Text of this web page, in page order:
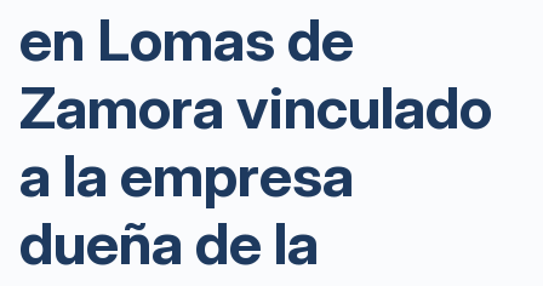
en Lomas de
Zamora vinculado
a la empresa
dueña de la